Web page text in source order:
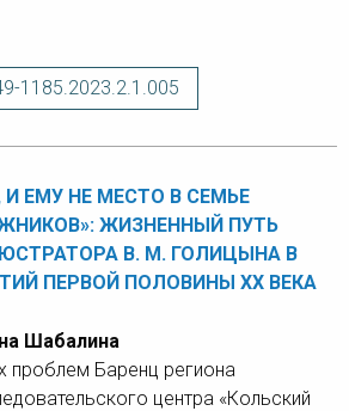
1185.2023.2.1.005
И ЕМУ НЕ МЕСТО В СЕМЬЕ
ЖИЗНЕННЫЙ ПУТЬ
В. М. ГОЛИЦЫНА В
ПЕРВОЙ ПОЛОВИНЫ ХХ ВЕКА
Шабалина
проблем Баренц региона
центра «Кольский